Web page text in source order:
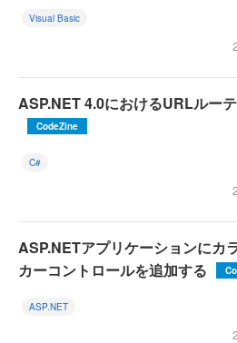
Visual Basic
ASP.NET 4.0におけるURLルー
CodeZine
C#
ASP.NETアプリケーションにカ
カーコントロールを追加する
ASP.NET